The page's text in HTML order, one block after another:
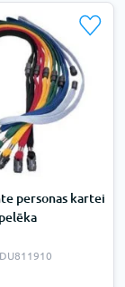
personas kartei